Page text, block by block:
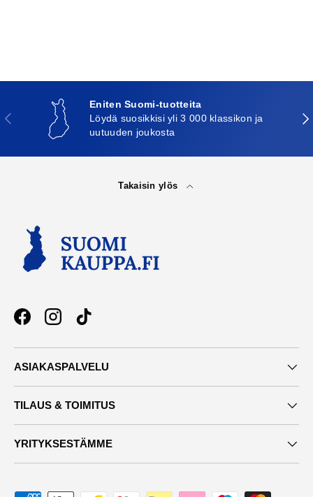
Edellinen
Eniten Suomi-tuotteita
Löydä suosikkisi yli 3 000 klassikon ja
uutuuden joukosta
Takaisin ylös
FacebookInstagramTikTok
ASIAKASPALVELU
TILAUS & TOIMITUS
YRITYKSESTÄMME